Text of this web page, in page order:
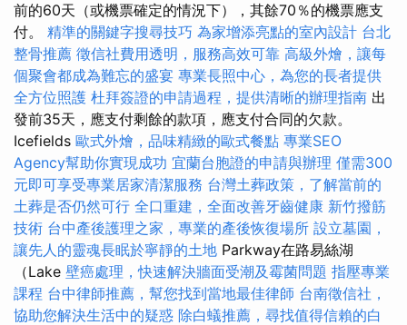
前的60天（或機票確定的情況下），其餘70％的機票應支
付。 精準的關鍵字搜尋技巧 為家增添亮點的室內設計 台北
整骨推薦 徵信社費用透明，服務高效可靠 高級外燴，讓每
個聚會都成為難忘的盛宴 專業長照中心，為您的長者提供
全方位照護 杜拜簽證的申請過程，提供清晰的辦理指南 出
發前35天，應支付剩餘的款項，應支付合同的欠款。
Icefields 歐式外燴，品味精緻的歐式餐點 專業SEO
Agency幫助你實現成功 宜蘭台胞證的申請與辦理 僅需300
元即可享受專業居家清潔服務 台灣土葬政策，了解當前的
土葬是否仍然可行 全口重建，全面改善牙齒健康 新竹撥筋
技術 台中產後護理之家，專業的產後恢復場所 設立墓園，
讓先人的靈魂長眠於寧靜的土地 Parkway在路易絲湖
（Lake 壁癌處理，快速解決牆面受潮及霉菌問題 指壓專業
課程 台中律師推薦，幫您找到當地最佳律師 台南徵信社，
協助您解決生活中的疑惑 除白蟻推薦，尋找值得信賴的白